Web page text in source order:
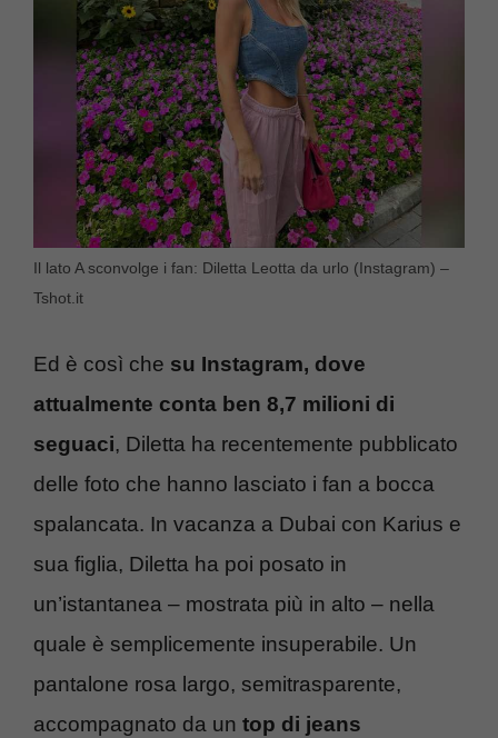
Il lato A sconvolge i fan: Diletta Leotta da urlo (Instagram) –
Tshot.it
Ed è così che su Instagram, dove
attualmente conta ben 8,7 milioni di
seguaci, Diletta ha recentemente pubblicato
delle foto che hanno lasciato i fan a bocca
spalancata. In vacanza a Dubai con Karius e
sua figlia, Diletta ha poi posato in
un’istantanea – mostrata più in alto – nella
quale è semplicemente insuperabile. Un
pantalone rosa largo, semitrasparente,
accompagnato da un top di jeans